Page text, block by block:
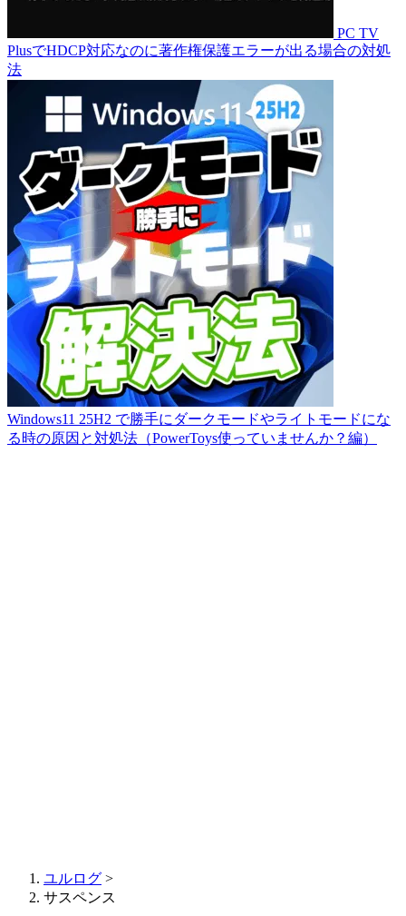
PC TV
PlusでHDCP対応なのに著作権保護エラーが出る場合の対処
法
Windows11 25H2 で勝手にダークモードやライトモードにな
る時の原因と対処法（PowerToys使っていませんか？編）
ユルログ >
サスペンス